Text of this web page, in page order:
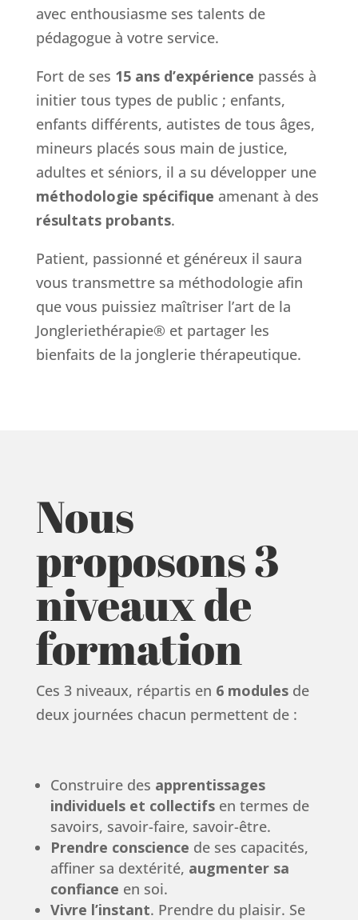
avec enthousiasme ses talents de
pédagogue à votre service.
Fort de ses 15 ans d’expérience passés à
initier tous types de public ; enfants,
enfants différents, autistes de tous âges,
mineurs placés sous main de justice,
adultes et séniors, il a su développer une
méthodologie spécifique amenant à des
résultats probants.
Patient, passionné et généreux il saura
vous transmettre sa méthodologie afin
que vous puissiez maîtriser l’art de la
Jongleriethérapie® et partager les
bienfaits de la jonglerie thérapeutique.
Nous
proposons 3
niveaux de
formation
Ces 3 niveaux, répartis en 6 modulesde
deux journées chacun permettent de :
Construire des apprentissages
individuels et collectifsen termes de
savoirs, savoir-faire, savoir-être.
Prendre conscience de ses capacités,
affiner sa dextérité, augmenter sa
confiance en soi.
Vivre l’instant. Prendre du plaisir. Se